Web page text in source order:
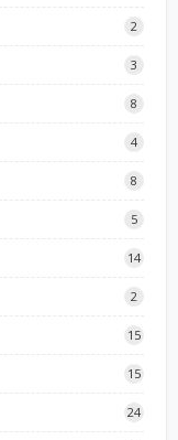
2
3
8
4
8
5
14
2
15
15
24